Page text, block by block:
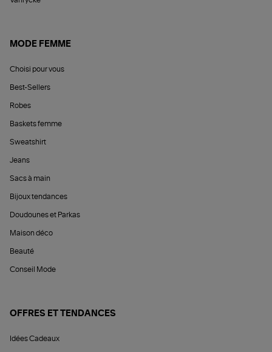
MODE FEMME
Choisi pour vous
Best-Sellers
Robes
Baskets femme
Sweatshirt
Jeans
Sacs à main
Bijoux tendances
Doudounes et Parkas
Maison déco
Beauté
Conseil Mode
OFFRES ET TENDANCES
Idées Cadeaux